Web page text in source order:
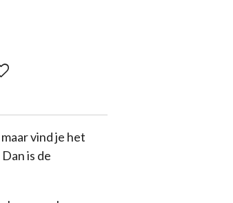
vind je het
is de